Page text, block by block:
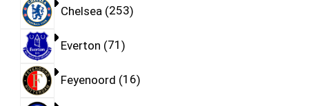
Chelsea 253
Everton 71
Feyenoord 16